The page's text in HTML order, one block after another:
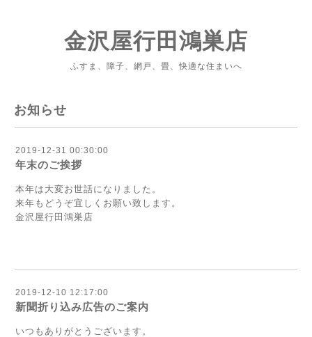
金沢屋行田鴻巣店
ふすま、障子、網戸、畳、快適な住まいへ
お知らせ
2019-12-31 00:30:00
年末のご挨拶
本年は大変お世話になりました。
来年もどうぞ宜しくお願い致します。
金沢屋行田鴻巣店
2019-12-10 12:17:00
新聞折り込み広告のご案内
いつもありがとうございます。